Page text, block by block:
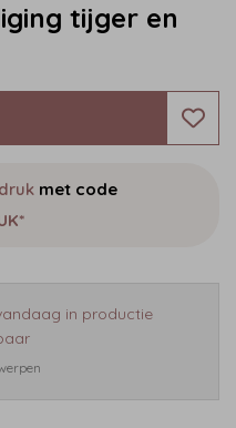
tijger en
met code
in productie